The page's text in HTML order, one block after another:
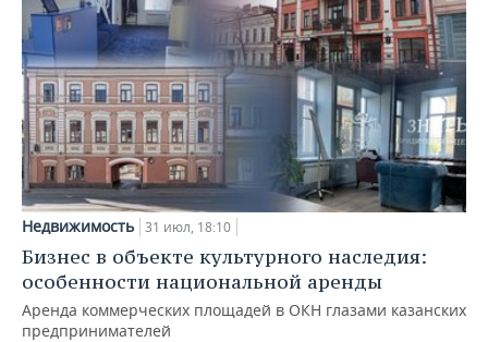
Недвижимость 31 июл, 18:10
Бизнес в объекте культурного наследия:
особенности национальной аренды
Аренда коммерческих площадей в ОКН глазами казанских
предпринимателей